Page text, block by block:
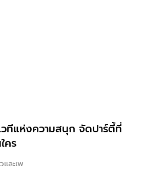
วทีแห่งความสนุก จัดปาร์ตี้ที่
คร
ละเพ